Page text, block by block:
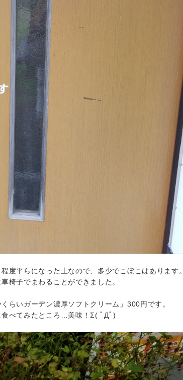
度平らになった土なので、多少でこぼこはあります。
椅子でまわることができました。
らいガーデン濃厚ソフトクリーム」300円です。
食べてみたところ…美味！Σ( ﾟДﾟ)